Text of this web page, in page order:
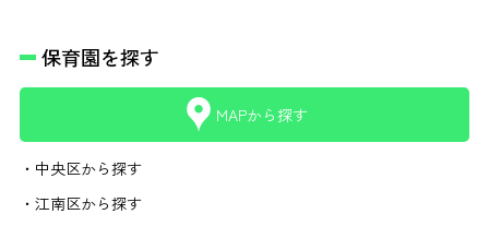
保育園を探す
MAPから探す
・中央区から探す
・江南区から探す